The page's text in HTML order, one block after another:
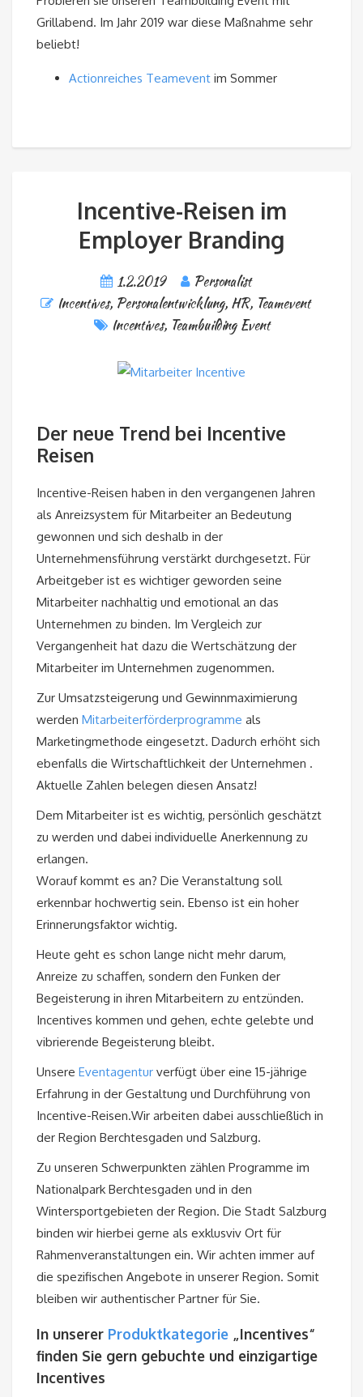
Grillabend. Im Jahr 2019 war diese Maßnahme sehr
beliebt!
Actionreiches Teamevent im Sommer
Incentive-Reisen im
Employer Branding
1.2.2019
Personalist
Incentives, Personalentwicklung, HR, Teamevent
Incentives, Teambuilding Event
Der neue Trend bei Incentive
Reisen
Incentive-Reisen haben in den vergangenen Jahren
als Anreizsystem für Mitarbeiter an Bedeutung
gewonnen und sich deshalb in der
Unternehmensführung verstärkt durchgesetzt. Für
Arbeitgeber ist es wichtiger geworden seine
Mitarbeiter nachhaltig und emotional an das
Unternehmen zu binden. Im Vergleich zur
Vergangenheit hat dazu die Wertschätzung der
Mitarbeiter im Unternehmen zugenommen.
Zur Umsatzsteigerung und Gewinnmaximierung
werden Mitarbeiterförderprogramme als
Marketingmethode eingesetzt. Dadurch erhöht sich
ebenfalls die Wirtschaftlichkeit der Unternehmen .
Aktuelle Zahlen belegen diesen Ansatz!
Dem Mitarbeiter ist es wichtig, persönlich geschätzt
zu werden und dabei individuelle Anerkennung zu
erlangen.
Worauf kommt es an? Die Veranstaltung soll
erkennbar hochwertig sein. Ebenso ist ein hoher
Erinnerungsfaktor wichtig.
Heute geht es schon lange nicht mehr darum,
Anreize zu schaffen, sondern den Funken der
Begeisterung in ihren Mitarbeitern zu entzünden.
Incentives kommen und gehen, echte gelebte und
vibrierende Begeisterung bleibt.
Unsere Eventagentur verfügt über eine 15-jährige
Erfahrung in der Gestaltung und Durchführung von
Incentive-Reisen.Wir arbeiten dabei ausschließlich in
der Region Berchtesgaden und Salzburg.
Zu unseren Schwerpunkten zählen Programme im
Nationalpark Berchtesgaden und in den
Wintersportgebieten der Region. Die Stadt Salzburg
binden wir hierbei gerne als exklusviv Ort für
Rahmenveranstaltungen ein. Wir achten immer auf
die spezifischen Angebote in unserer Region. Somit
bleiben wir authentischer Partner für Sie.
In unserer Produktkategorie „Incentives“
finden Sie gern gebuchte und einzigartige
Incentives